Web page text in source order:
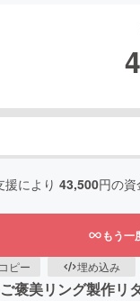
援により 43,500円の資
もう一
ピー 埋め込み
褒美リング製作